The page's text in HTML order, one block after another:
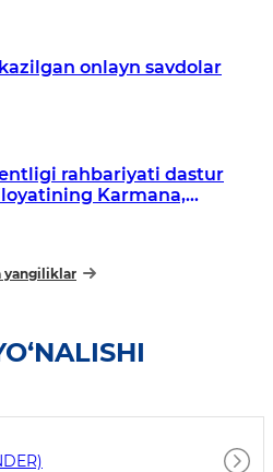
onlayn savdolar
rahbariyati dastur
Karmana,
yangiliklar